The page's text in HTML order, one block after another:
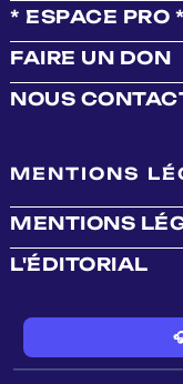
* ESPACE PRO *
FAIRE UN DON
NOUS
MENTIONS
MENTIONS
L'ÉDITORIAL